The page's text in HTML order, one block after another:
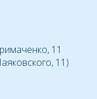
11
11)